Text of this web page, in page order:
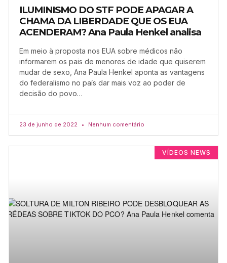
ILUMINISMO DO STF PODE APAGAR A
CHAMA DA LIBERDADE QUE OS EUA
ACENDERAM? Ana Paula Henkel analisa
Em meio à proposta nos EUA sobre médicos não
informarem os pais de menores de idade que quiserem
mudar de sexo, Ana Paula Henkel aponta as vantagens
do federalismo no país dar mais voz ao poder de
decisão do povo…
23 de junho de 2022 Nenhum comentário
VÍDEOS NEWS